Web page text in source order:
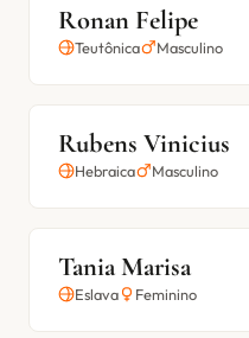
Ronan Felipe
Teutônica Masculino
Rubens Vinicius
Hebraica Masculino
Tania Marisa
Eslava Feminino